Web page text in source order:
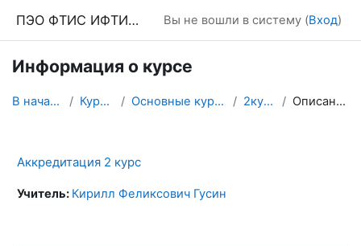
ПЭО ФТИС ИФТИС МПГУ Вы не вошли в систему (Вход)
Информация о курсе
В начало Курсы Основные курсы 2курс Описание
Аккредитация 2 курс
Учитель: Кирилл Феликсович Гусин